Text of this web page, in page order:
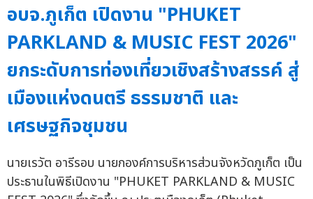
อบจ.ภูเก็ต เปิดงาน "PHUKET
PARKLAND & MUSIC FEST 2026"
ยกระดับการท่องเที่ยวเชิงสร้างสรรค์ สู่
เมืองแห่งดนตรี ธรรมชาติ และ
เศรษฐกิจชุมชน
นายเรวัต อารีรอบ นายกองค์การบริหารส่วนจังหวัดภูเก็ต เป็น
ประธานในพิธีเปิดงาน "PHUKET PARKLAND & MUSIC